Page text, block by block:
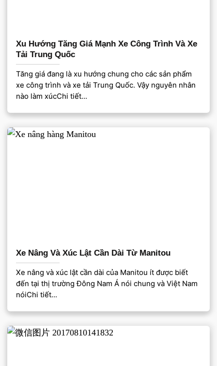
Xu Hướng Tăng Giá Mạnh Xe Công Trình Và Xe
Tải Trung Quốc
Tăng giá đang là xu hướng chung cho các sản phẩm
xe công trình và xe tải Trung Quốc. Vậy nguyên nhân
nào làm xúcChi tiết...
Xe Nâng Và Xúc Lật Cần Dài Từ Manitou
Xe nâng và xúc lật cần dài của Manitou ít được biết
đến tại thị trường Đông Nam Á nói chung và Việt Nam
nóiChi tiết...